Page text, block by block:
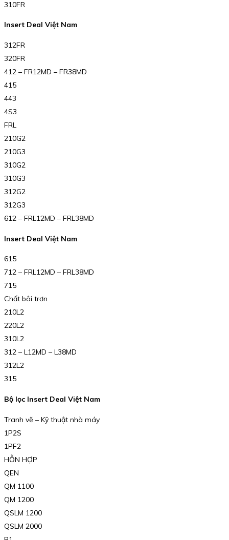
310FR
Insert Deal Việt Nam
312FR
320FR
412 – FR12MD – FR38MD
415
443
4S3
FRL
210G2
210G3
310G2
310G3
312G2
312G3
612 – FRL12MD – FRL38MD
Insert Deal Việt Nam
615
712 – FRL12MD – FRL38MD
715
Chất bôi trơn
210L2
220L2
310L2
312 – L12MD – L38MD
312L2
315
Bộ lọc Insert Deal Việt Nam
Tranh vẽ – Kỹ thuật nhà máy
1P2S
1PF2
HỖN HỢP
QEN
QM 1100
QM 1200
QSLM 1200
QSLM 2000